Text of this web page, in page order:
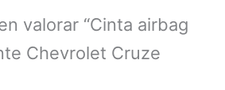
valorar “Cinta airbag
Chevrolet Cruze